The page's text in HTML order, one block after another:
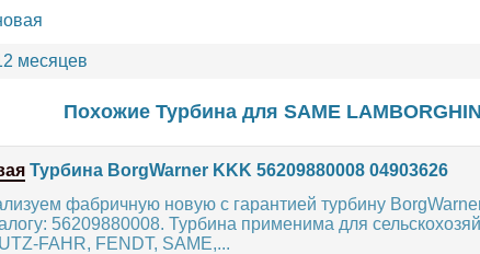
месяцев
Похожие Турбина для SAME
Турбина BorgWarner KKK 56209880008 04903626
фабричную новую с гарантией турбину
56209880008. Турбина применима для
FAHR, FENDT, SAME,...